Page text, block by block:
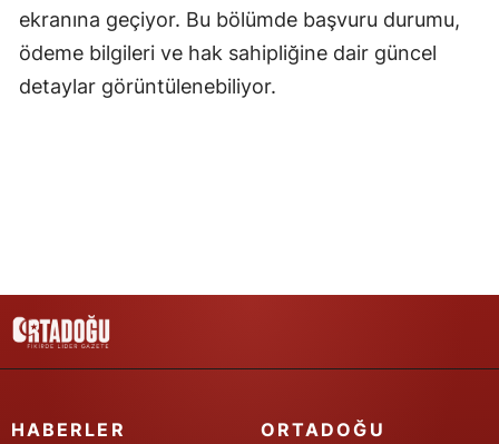
Aksaray
Bayburt
Bartın
Yalova
ekranına geçiyor. Bu bölümde başvuru durumu,
ödeme bilgileri ve hak sahipliğine dair güncel
detaylar görüntülenebiliyor.
HABERLER
ORTADOĞU